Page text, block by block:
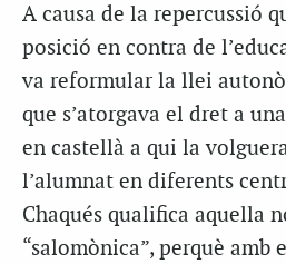
A causa de la repercussió
posició en contra de
va reformular la llei
que s’atorgava el dret a
en castellà a qui la
l’alumnat en diferents
Chaqués qualifica aquella
“salomònica”, perquè amb